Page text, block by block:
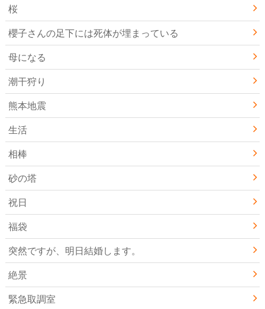
桜
櫻子さんの足下には死体が埋まっている
母になる
潮干狩り
熊本地震
生活
相棒
砂の塔
祝日
福袋
突然ですが、明日結婚します。
絶景
緊急取調室